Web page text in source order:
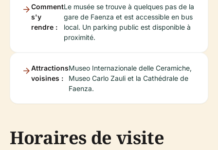
Comment
s'y
rendre :
Le musée se trouve à quelques pas de la
gare de Faenza et est accessible en bus
local. Un parking public est disponible à
proximité.
Attractions
voisines :
Museo Internazionale delle Ceramiche,
Museo Carlo Zauli et la Cathédrale de
Faenza.
Horaires de visite